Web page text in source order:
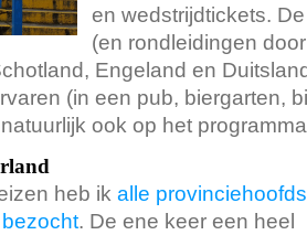
en wedstrijdtickets.
(en rondleidingen
Engeland en
(in een pub, biergarten,
ook op het
heb ik alle
. De ene keer een heel